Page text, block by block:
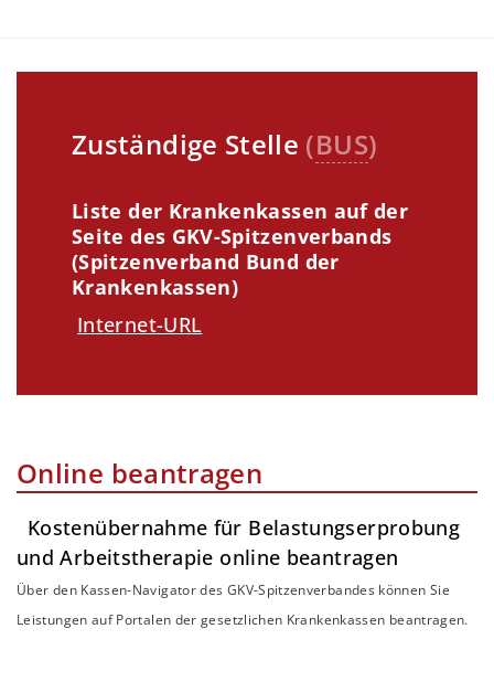
Zuständige Stelle (BUS)
Liste der Krankenkassen auf der
Seite des GKV-Spitzenverbands
(Spitzenverband Bund der
Krankenkassen)
Internet-URL
Online beantragen
Kostenübernahme für Belastungserprobung
und Arbeitstherapie online beantragen
Über den Kassen-Navigator des GKV-Spitzenverbandes können Sie
Leistungen auf Portalen der gesetzlichen Krankenkassen beantragen.